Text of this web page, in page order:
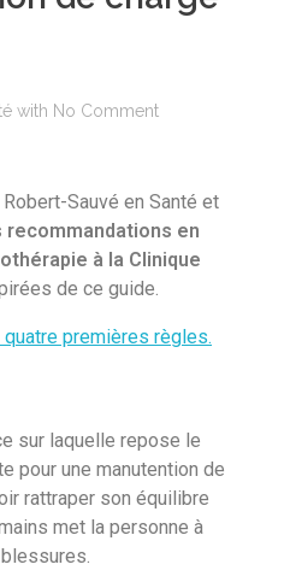
with No Comment
Sauvé en Santé et
recommandations en
à la Clinique
de ce guide.
premières règles.
sur laquelle repose le
pour une manutention de
rattraper son équilibre
met la personne à